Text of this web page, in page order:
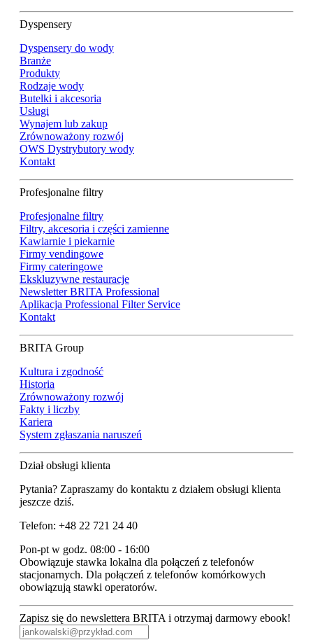
Dyspensery
Dyspensery do wody
Branże
Produkty
Rodzaje wody
Butelki i akcesoria
Usługi
Wynajem lub zakup
Zrównoważony rozwój
OWS Dystrybutory wody
Kontakt
Profesjonalne filtry
Profesjonalne filtry
Filtry, akcesoria i części zamienne
Kawiarnie i piekarnie
Firmy vendingowe
Firmy cateringowe
Ekskluzywne restauracje
Newsletter BRITA Professional
Aplikacja Professional Filter Service
Kontakt
BRITA Group
Kultura i zgodność
Historia
Zrównoważony rozwój
Fakty i liczby
Kariera
System zgłaszania naruszeń
Dział obsługi klienta
Pytania? Zapraszamy do kontaktu z działem obsługi klienta
jeszcze dziś.
Telefon: +48 22 721 24 40
Pon-pt w godz. 08:00 - 16:00
Obowiązuje stawka lokalna dla połączeń z telefonów
stacjonarnych. Dla połączeń z telefonów komórkowych
obowiązują stawki operatorów.
Zapisz się do newslettera BRITA i otrzymaj darmowy ebook!